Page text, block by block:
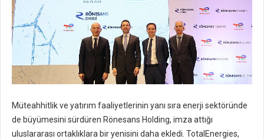
Müteahhitlik ve yatırım faaliyetlerinin yanı sıra enerji sektöründe
de büyümesini sürdüren Rönesans Holding, imza attığı
uluslararası ortaklıklara bir yenisini daha ekledi. TotalEnergies,